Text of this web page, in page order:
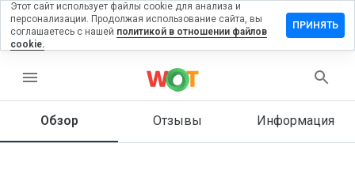
menu
Обзор Отзывы Информация
отзыв
Как бы
Этот сайт использует файлы cookie для анализа и
персонализации. Продолжая использование сайта, вы
соглашаетесь с нашей политикой в отношении файлов
cookie.
ПРИНЯТЬ